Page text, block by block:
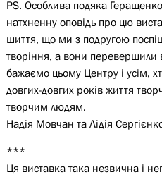
PS. Особлива подяка
натхненну оповідь про цю
шиття, що ми з подругою
творіння, а вони перевершили
бажаємо цьому Центру і усім,
довгих-довгих років життя
творчим людям.
Надія Мовчан та Лідія
***
Ця виставка така незвична і